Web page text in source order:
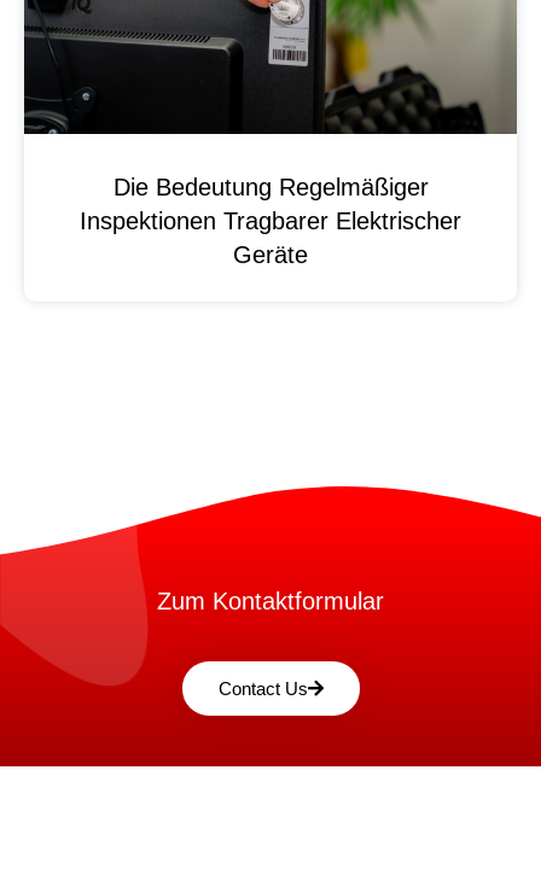
Die Bedeutung Regelmäßiger
Inspektionen Tragbarer Elektrischer
Geräte
Zum Kontaktformular
Contact Us